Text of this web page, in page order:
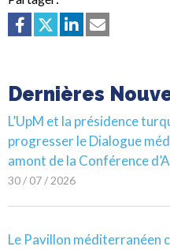
Dernières
L’UpM et la présidence
progresser le Dialogue
amont de la Conférence
30 / 07 / 2026
Le Pavillon méditerranéen